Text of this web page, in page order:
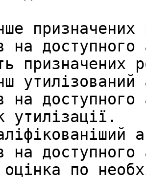
на
призначених
на
утилізації.
на
оцінка по